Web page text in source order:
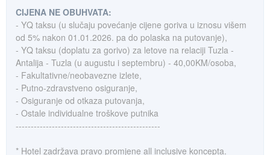
CIJENA NE OBUHVATA:
- YQ taksu (u slučaju povećanje cijene goriva u iznosu višem
od 5% nakon 01.01.2026. pa do polaska na putovanje),
- YQ taksu (doplatu za gorivo) za letove na relaciji Tuzla -
Antalija - Tuzla (u augustu i septembru) - 40,00KM/osoba,
- Fakultativne/neobavezne izlete,
- Putno-zdravstveno osiguranje,
- Osiguranje od otkaza putovanja,
- Ostale individualne troškove putnika
------------------------------------------------
* Hotel zadržava pravo promjene all inclusive koncepta.